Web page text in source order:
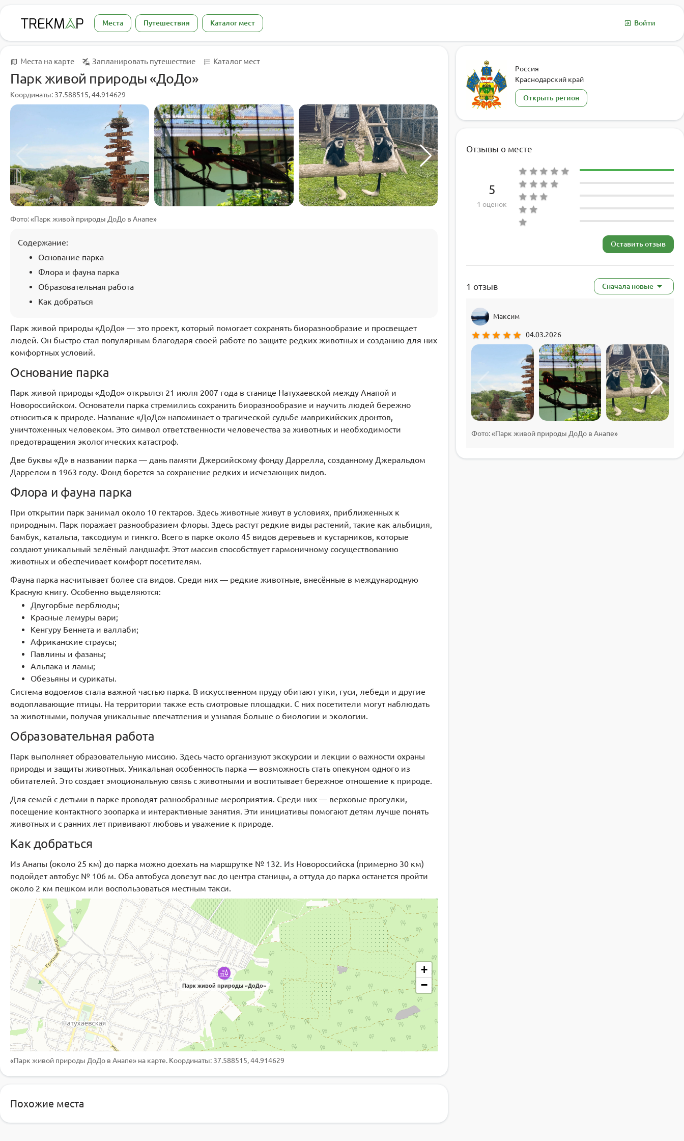
Места Путешествия Каталог мест Войти
Места на карте Запланировать путешествие Каталог мест
Парк живой природы «ДоДо»
Координаты: 37.588515, 44.914629
Фото: «Парк живой природы ДоДо в Анапе»
Содержание:
Основание парка
Флора и фауна парка
Образовательная работа
Как добраться
Парк живой природы «ДоДо» — это проект, который помогает сохранять биоразнообразие и просвещает
людей. Он быстро стал популярным благодаря своей работе по защите редких животных и созданию для них
комфортных условий.
Основание парка
Парк живой природы «ДоДо» открылся 21 июля 2007 года в станице Натухаевской между Анапой и
Новороссийском. Основатели парка стремились сохранить биоразнообразие и научить людей бережно
относиться к природе. Название «ДоДо» напоминает о трагической судьбе маврикийских дронтов,
уничтоженных человеком. Это символ ответственности человечества за животных и необходимости
предотвращения экологических катастроф.
Две буквы «Д» в названии парка — дань памяти Джерсийскому фонду Даррелла, созданному Джеральдом
Даррелом в 1963 году. Фонд борется за сохранение редких и исчезающих видов.
Флора и фауна парка
При открытии парк занимал около 10 гектаров. Здесь животные живут в условиях, приближенных к
природным. Парк поражает разнообразием флоры. Здесь растут редкие виды растений, такие как альбиция,
бамбук, катальпа, таксодиум и гинкго. Всего в парке около 45 видов деревьев и кустарников, которые
создают уникальный зелёный ландшафт. Этот массив способствует гармоничному сосуществованию
животных и обеспечивает комфорт посетителям.
Фауна парка насчитывает более ста видов. Среди них — редкие животные, внесённые в международную
Красную книгу. Особенно выделяются:
Двугорбые верблюды;
Красные лемуры вари;
Кенгуру Беннета и валлаби;
Африканские страусы;
Павлины и фазаны;
Альпака и ламы;
Обезьяны и сурикаты.
Система водоемов стала важной частью парка. В искусственном пруду обитают утки, гуси, лебеди и другие
водоплавающие птицы. На территории также есть смотровые площадки. С них посетители могут наблюдать
за животными, получая уникальные впечатления и узнавая больше о биологии и экологии.
Образовательная работа
Парк выполняет образовательную миссию. Здесь часто организуют экскурсии и лекции о важности охраны
природы и защиты животных. Уникальная особенность парка — возможность стать опекуном одного из
обитателей. Это создает эмоциональную связь с животными и воспитывает бережное отношение к природе.
Для семей с детьми в парке проводят разнообразные мероприятия. Среди них — верховые прогулки,
посещение контактного зоопарка и интерактивные занятия. Эти инициативы помогают детям лучше понять
животных и с ранних лет прививают любовь и уважение к природе.
Как добраться
Из Анапы (около 25 км) до парка можно доехать на маршрутке № 132. Из Новороссийска (примерно 30 км)
подойдет автобус № 106 м. Оба автобуса довезут вас до центра станицы, а оттуда до парка останется пройти
около 2 км пешком или воспользоваться местным такси.
Парк живой природы «ДоДо»
+
−
«Парк живой природы ДоДо в Анапе» на карте. Координаты: 37.588515, 44.914629
Похожие места
заповедника
Россия
Краснодарский край
Открыть регион
Отзывы о месте
5
1 оценок
Оставить отзыв
1 отзыв Сначала новые
Максим
star star star star star 04.03.2026
Фото: «Парк живой природы ДоДо в Анапе»